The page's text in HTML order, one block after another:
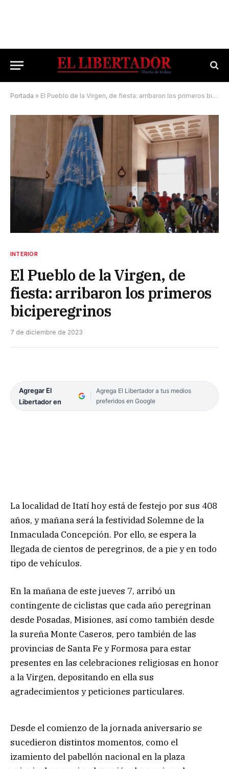
Portada » El Pueblo de la Virgen, de fiesta: arribaron los primeros biciperegrinos
INTERIOR
El Pueblo de la Virgen, de
fiesta: arribaron los primeros
biciperegrinos
7 de diciembre de 2023
Agregar El
Libertador en
Agrega El Libertador a tus medios
preferidos en Google
La localidad de Itatí hoy está de festejo por sus 408
años, y mañana será la festividad Solemne de la
Inmaculada Concepción. Por ello, se espera la
llegada de cientos de peregrinos, de a pie y en todo
tipo de vehículos.
En la mañana de este jueves 7, arribó un
contingente de ciclistas que cada año peregrinan
desde Posadas, Misiones, así como también desde
la sureña Monte Caseros, pero también de las
provincias de Santa Fe y Formosa para estar
presentes en las celebraciones religiosas en honor
a la Virgen, depositando en ella sus
agradecimientos y peticiones particulares.
Desde el comienzo de la jornada aniversario se
sucedieron distintos momentos, como el
izamiento del pabellón nacional en la plaza